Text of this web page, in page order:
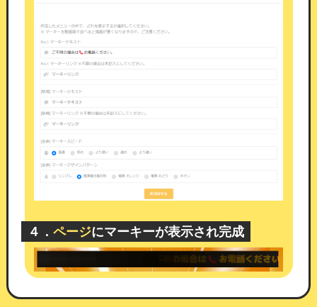
WordPressとの違い
WordPressは多機能である一方、使いこなすまで
に学習コストがかかります。
「シンプル」の名のとおり、
能のみを厳選して実装
余分な設定や管理の手間を省きながら、
テンツによる集客・情報発信をすぐに始めること
ライターに嬉しい標準機能
記事作成でニーズの高いゼブラインマーカーを標
準装備しています。テキストに視覚的なアクセン
４． ページにマーキーが表示され完成